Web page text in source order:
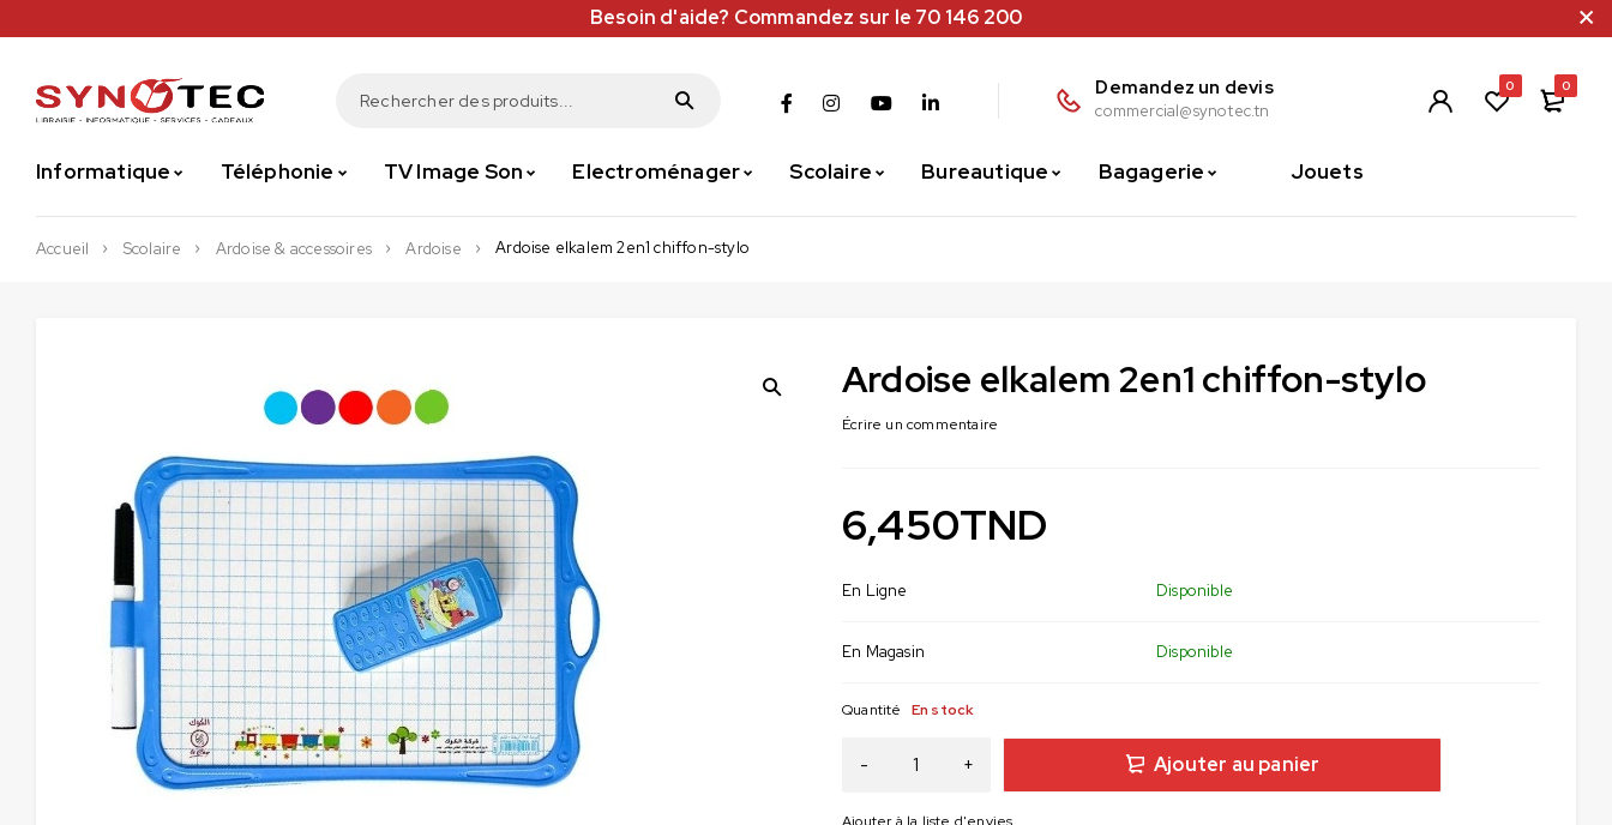
Besoin d'aide? Commandez sur le 70 146 200
Demandez un devis
commercial@synotec.tn
0 0
Informatique Téléphonie TV Image Son Electroménager Scolaire Bureautique Bagagerie Jouets
Accueil Scolaire Ardoise & accessoires Ardoise Ardoise elkalem 2en1 chiffon-stylo
Ardoise elkalem 2en1 chiffon-stylo
Écrire un commentaire
6,450TND
En Ligne Disponible
En Magasin Disponible
Quantité En stock
Ajouter au panier